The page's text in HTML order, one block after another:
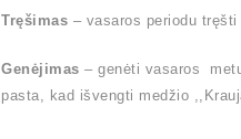
Tręšimas – vasaros periodu
Genėjimas – genėti vasaros
pasta, kad išvengti medžio